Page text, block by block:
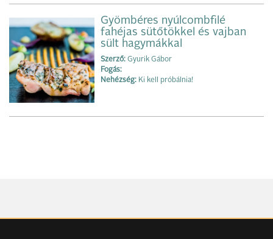
Gyömbéres nyúlcombfilé
fahéjas sütőtökkel és vajban
sült hagymákkal
Szerző: Gyurik Gábor
Fogás:
Nehézség: Ki kell próbálnia!